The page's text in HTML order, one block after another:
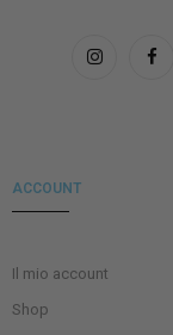
ACCOUNT
Il mio account
Shop